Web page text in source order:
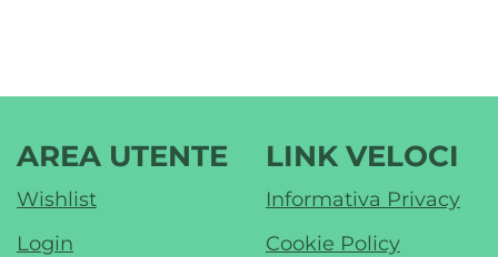
AREA UTENTE
Wishlist
Login
LINK VELOCI
Informativa Privacy
Cookie Policy